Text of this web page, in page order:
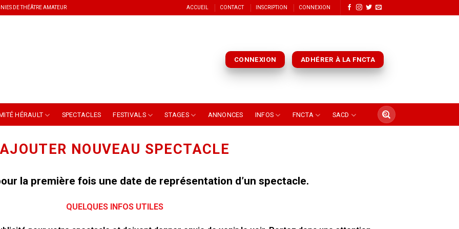
DE THÉÂTRE AMATEUR ACCUEIL CONTACT INSCRIPTION CONNEXION
CONNEXION ADHÉRER À LA FNCTA
HÉRAULT SPECTACLES FESTIVALS STAGES ANNONCES INFOS FNCTA SACD
AJOUTER NOUVEAU SPECTACLE
la première fois une date de représentation d’un spectacle.
QUELQUES INFOS UTILES